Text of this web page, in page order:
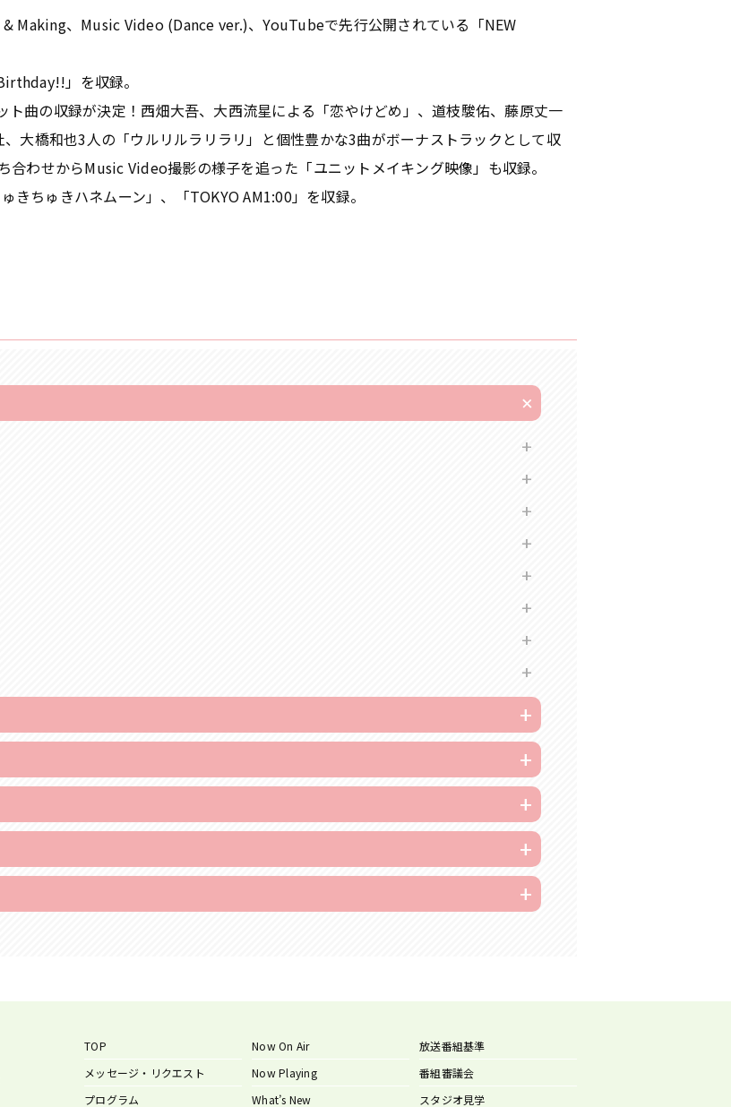
Making、Music Video (Dance ver.)、YouTubeで先行公開されている「NEW
」を収録。
ト曲の収録が決定！西畑大吾、大西流星による「恋やけどめ」、道枝駿佑、藤原丈一
大橋和也3人の「ウルリルラリラリ」と個性豊かな3曲がボーナストラックとして収
わせからMusic Video撮影の様子を追った「ユニットメイキング映像」も収録。
きちゅきハネムーン」、「TOKYO AM1:00」を収録。
TOP
メッセージ・リクエスト
プログラム
Now On Air
Now Playing
What’s New
放送番組基準
番組審議会
スタジオ見学